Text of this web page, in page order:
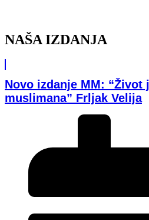
NAŠA IZDANJA
Novo izdanje MM: “Život
muslimana” Frljak Velija